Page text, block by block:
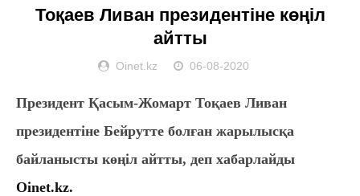
Тоқаев Ливан президентіне көңіл
айтты
Oinet.kz 06-08-2020
Президент Қасым-Жомарт Тоқаев Ливан
президентіне Бейрутте болған жарылысқа
байланысты көңіл айтты, деп хабарлайды
Oinet.kz.